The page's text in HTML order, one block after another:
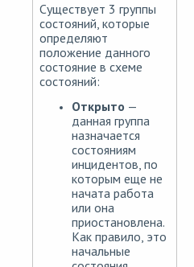
Существует 3 группы
состояний, которые
определяют
положение данного
состояние в схеме
состояний:
Открыто —
данная группа
назначается
состояниям
инцидентов, по
которым еще не
начата работа
или она
приостановлена.
Как правило, это
начальные